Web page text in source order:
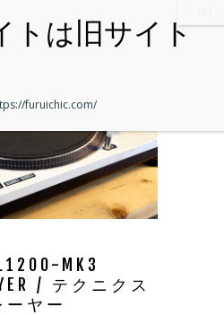
MK3
/ テクニクス
ーヤー
furuichic.com/